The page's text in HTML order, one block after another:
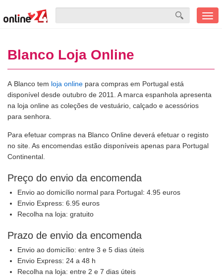
Blanco Loja Online
A Blanco tem loja online para compras em Portugal está
disponível desde outubro de 2011. A marca espanhola apresenta
na loja online as coleções de vestuário, calçado e acessórios
para senhora.
Para efetuar compras na Blanco Online deverá efetuar o registo
no site. As encomendas estão disponíveis apenas para Portugal
Continental.
Preço do envio da encomenda
Envio ao domicílio normal para Portugal: 4.95 euros
Envio Express: 6.95 euros
Recolha na loja: gratuito
Prazo de envio da encomenda
Envio ao domicílio: entre 3 e 5 dias úteis
Envio Express: 24 a 48 h
Recolha na loja: entre 2 e 7 dias úteis